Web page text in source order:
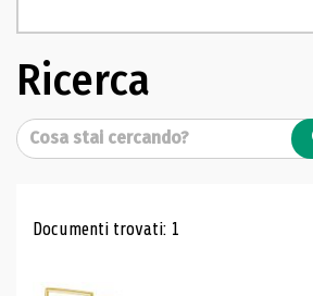
Ricerca
Cerca
Risultati di ricerca
Documenti trovati: 1